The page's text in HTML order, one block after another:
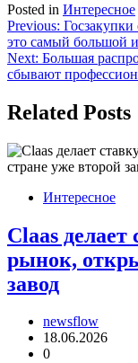
Posted in Интересное
Навигация
по
записям
Previous:
это самый большой
Next: Большая
сбывают
Related Posts
Интересное
Claas
рынок,
завод
newsflow
18.06.2026
0